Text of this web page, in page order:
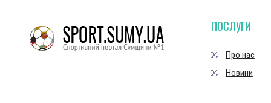
ПОСЛУГИ
Про нас
Новини